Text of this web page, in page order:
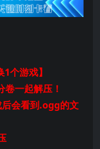
个游戏】
一起解压！
后会看到.ogg的文